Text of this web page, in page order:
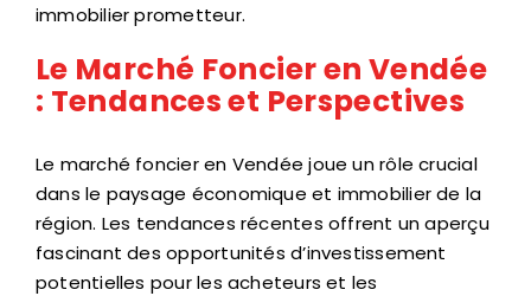
immobilier prometteur.
Le Marché Foncier en Vendée
: Tendances et Perspectives
Le marché foncier en Vendée joue un rôle crucial
dans le paysage économique et immobilier de la
région. Les tendances récentes offrent un aperçu
fascinant des opportunités d’investissement
potentielles pour les acheteurs et les